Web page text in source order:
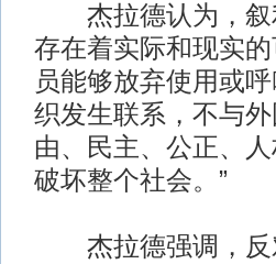
杰拉德认为，叙
存在着实际和现实
员能够放弃使用或
织发生联系，不与
由、民主、公正、
破坏整个社会。”
杰拉德强调，反